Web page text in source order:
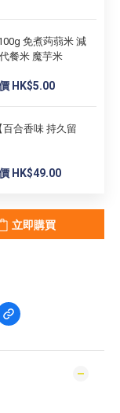
免煮蒟蒻米 減
餐米 魔芋米
HK$5.00
合香味 持久留
HK$49.00
立即購買